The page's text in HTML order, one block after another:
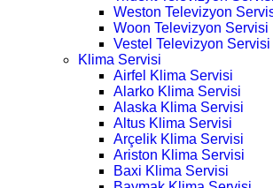
Weston Televizyon
Woon Televizyon Servisi
Vestel Televizyon Servisi
Klima Servisi
Airfel Klima Servisi
Alarko Klima Servisi
Alaska Klima Servisi
Altus Klima Servisi
Arçelik Klima Servisi
Ariston Klima Servisi
Baxi Klima Servisi